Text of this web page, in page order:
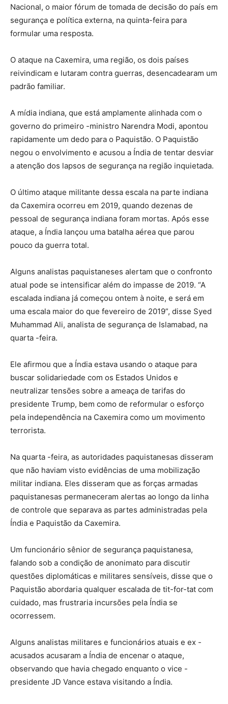
Nacional, o maior fórum de tomada de decisão do país em
segurança e política externa, na quinta-feira para
formular uma resposta.
O ataque na Caxemira, uma região, os dois países
reivindicam e lutaram contra guerras, desencadearam um
padrão familiar.
A mídia indiana, que está amplamente alinhada com o
governo do primeiro -ministro Narendra Modi, apontou
rapidamente um dedo para o Paquistão. O Paquistão
negou o envolvimento e acusou a Índia de tentar desviar
a atenção dos lapsos de segurança na região inquietada.
O último ataque militante dessa escala na parte indiana
da Caxemira ocorreu em 2019, quando dezenas de
pessoal de segurança indiana foram mortas. Após esse
ataque, a Índia lançou uma batalha aérea que parou
pouco da guerra total.
Alguns analistas paquistaneses alertam que o confronto
atual pode se intensificar além do impasse de 2019. “A
escalada indiana já começou ontem à noite, e será em
uma escala maior do que fevereiro de 2019”, disse Syed
Muhammad Ali, analista de segurança de Islamabad, na
quarta -feira.
Ele afirmou que a Índia estava usando o ataque para
buscar solidariedade com os Estados Unidos e
neutralizar tensões sobre a ameaça de tarifas do
presidente Trump, bem como de reformular o esforço
pela independência na Caxemira como um movimento
terrorista.
Na quarta -feira, as autoridades paquistanesas disseram
que não haviam visto evidências de uma mobilização
militar indiana. Eles disseram que as forças armadas
paquistanesas permaneceram alertas ao longo da linha
de controle que separava as partes administradas pela
Índia e Paquistão da Caxemira.
Um funcionário sênior de segurança paquistanesa,
falando sob a condição de anonimato para discutir
questões diplomáticas e militares sensíveis, disse que o
Paquistão abordaria qualquer escalada de tit-for-tat com
cuidado, mas frustraria incursões pela Índia se
ocorressem.
Alguns analistas militares e funcionários atuais e ex -
acusados ​​acusaram a Índia de encenar o ataque,
observando que havia chegado enquanto o vice -
presidente JD Vance estava visitando a Índia.